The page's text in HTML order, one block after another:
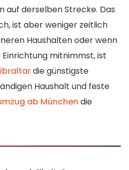
auf derselben Strecke. Das
ist aber weniger zeitlich
Haushalten oder wenn
mitnimmst, ist
die günstigste
Haushalt und feste
ab München die